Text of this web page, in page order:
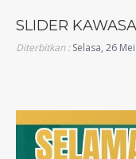
SLIDER
Diterbitkan :Selasa, 26